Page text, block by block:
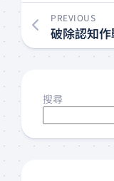
PREVIOUS
搜尋